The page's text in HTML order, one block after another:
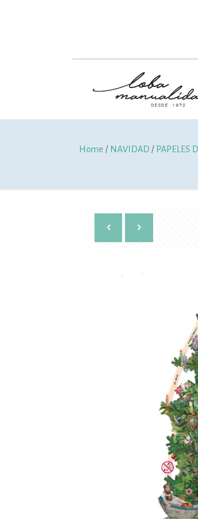
Home / NAVIDAD / PAPELES